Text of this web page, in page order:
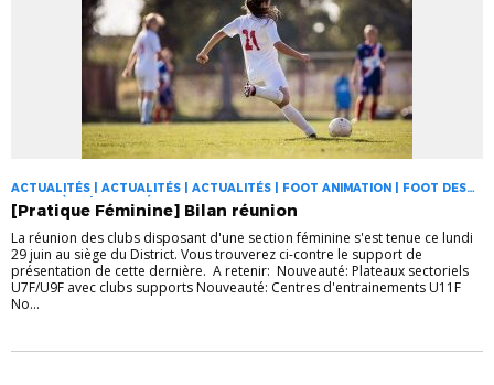
ACTUALITÉS | ACTUALITÉS | ACTUALITÉS | FOOT ANIMATION | FOOT DES
JEUNES À 11 | FOOT FÉMININ
[Pratique Féminine] Bilan réunion
La réunion des clubs disposant d'une section féminine s'est tenue ce lundi
29 juin au siège du District. Vous trouverez ci-contre le support de
présentation de cette dernière. A retenir: Nouveauté: Plateaux sectoriels
U7F/U9F avec clubs supports Nouveauté: Centres d'entrainements U11F
No...